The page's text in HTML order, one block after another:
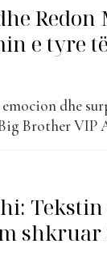
e tyre
dhe
Brother
Tekstin